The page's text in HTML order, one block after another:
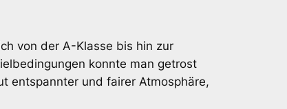
von der A-Klasse bis hin zur
konnte man getrost
entspannter und fairer Atmosphäre,